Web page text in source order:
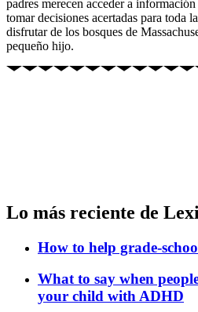
padres merecen acceder a
tomar decisiones acertadas para toda
disfrutar de los bosques de
pequeño hijo.
Lo más reciente de Lexi
How to help grade-
What to say when
your child with ADHD